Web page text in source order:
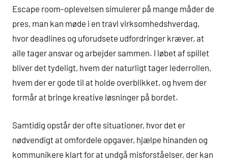
Escape room-oplevelsen simulerer på mange måder de
pres, man kan møde i en travl virksomhedshverdag,
hvor deadlines og uforudsete udfordringer kræver, at
alle tager ansvar og arbejder sammen. I løbet af spillet
bliver det tydeligt, hvem der naturligt tager lederrollen,
hvem der er gode til at holde overblikket, og hvem der
formår at bringe kreative løsninger på bordet.
Samtidig opstår der ofte situationer, hvor det er
nødvendigt at omfordele opgaver, hjælpe hinanden og
kommunikere klart for at undgå misforståelser, der kan